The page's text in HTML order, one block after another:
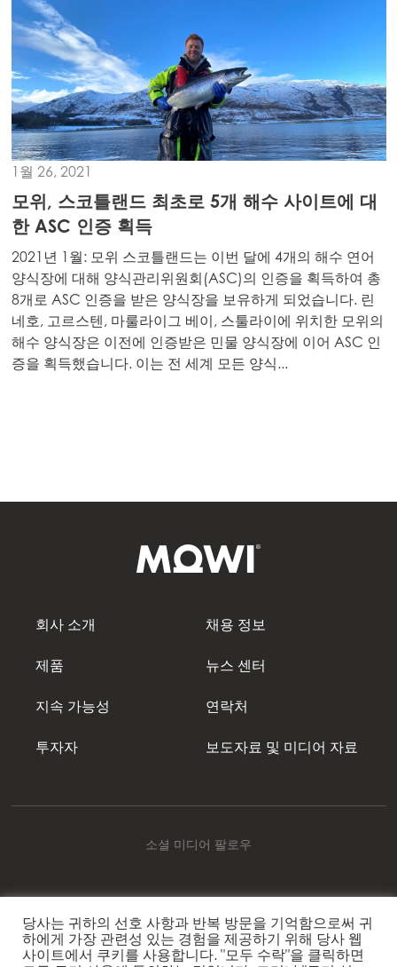
Americas
Mowi Canada East
Mowi Canada West
Mowi Chile
Mowi USA
1월 26, 2021
모위, 스코틀랜드 최초로 5개 해수 사이트에 대
한 ASC 인증 획득
2021년 1월: 모위 스코틀랜드는 이번 달에 4개의 해수 연어
양식장에 대해 양식관리위원회(ASC)의 인증을 획득하여 총
8개로 ASC 인증을 받은 양식장을 보유하게 되었습니다. 린
네호, 고르스텐, 마룰라이그 베이, 스툴라이에 위치한 모위의
해수 양식장은 이전에 인증받은 민물 양식장에 이어 ASC 인
증을 획득했습니다. 이는 전 세계 모든 양식...
회사 소개
제품
지속 가능성
투자자
채용 정보
뉴스 센터
연락처
보도자료 및 미디어 자료
소셜 미디어 팔로우
Mowi Korea
당사는 귀하의 선호 사항과 반복 방문을 기억함으로써 귀
하에게 가장 관련성 있는 경험을 제공하기 위해 당사 웹
사이트에서 쿠키를 사용합니다. "모두 수락"을 클릭하면